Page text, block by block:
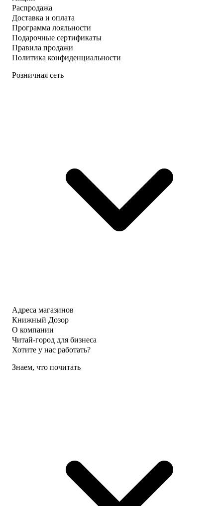
Распродажа
Доставка и оплата
Программа лояльности
Подарочные сертификаты
Правила продажи
Политика конфиденциальности
Розничная сеть
Адреса магазинов
Книжный Дозор
О компании
Читай-город для бизнеса
Хотите у нас работать?
Знаем, что почитать